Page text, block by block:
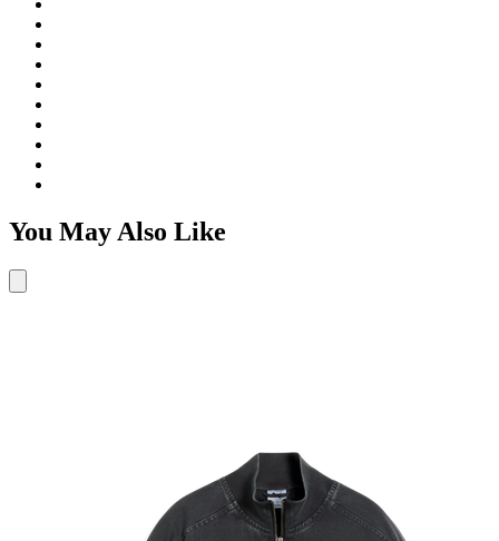
You May Also Like